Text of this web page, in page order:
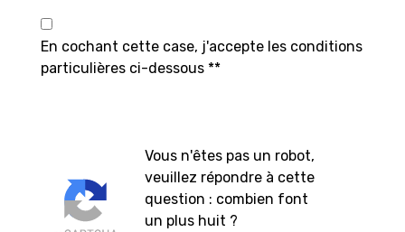
En cochant cette case, j'accepte les conditions
particulières ci-dessous **
Vous n'êtes pas un robot,
veuillez répondre à cette
question : combien font
un plus huit ?